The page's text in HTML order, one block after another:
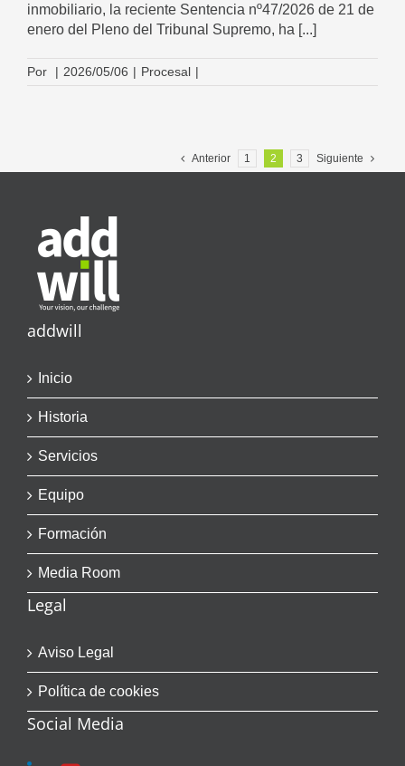
inmobiliario, la reciente Sentencia nº47/2026 de 21 de
enero del Pleno del Tribunal Supremo, ha [...]
Por | 2026/05/06 | Procesal |
Anterior 1 2 3 Siguiente
addwill
Inicio
Historia
Servicios
Equipo
Formación
Media Room
Legal
Aviso Legal
Política de cookies
Social Media